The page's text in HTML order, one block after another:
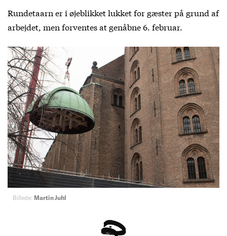
Rundetaarn er i øjeblikket lukket for gæster på grund af
arbejdet, men forventes at genåbne 6. februar.
Billede: Martin Juhl